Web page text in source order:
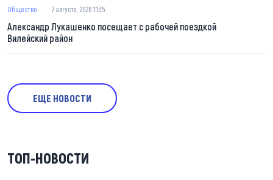
Общество 7 августа, 2026 11:35
Александр Лукашенко посещает с рабочей поездкой
Вилейский район
ЕЩЕ НОВОСТИ
ТОП-НОВОСТИ